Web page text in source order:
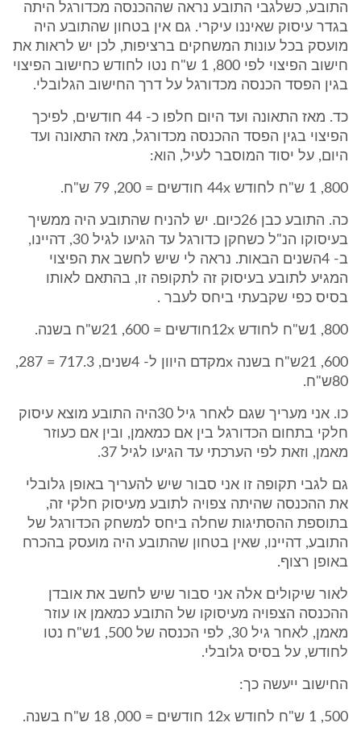
התובע, כשלגבי התובע נראה שההכנסה מכדורגל היתה
בגדר עיסוק שאיננו עיקרי. גם אין בטחון שהתובע היה
מועסק בכל עונות המשחקים ברציפות, לכן יש לראות את
חישוב הפיצוי לפי 800, 1 ש"ח נטו לחודש כחישוב הפיצוי
בגין הפסד הכנסה מכדורגל על דרך החישוב הגלובלי.
כד. מאז התאונה ועד היום חלפו כ- 44 חודשים, לפיכך
הפיצוי בגין הפסד ההכנסה מכדורגל, מאז התאונה ועד
היום, על יסוד המוסבר לעיל, הוא:
800, 1 ש"ח לחודש 44x חודשים = 200, 79 ש"ח.
כה. התובע כבן 26כיום. יש להניח שהתובע היה ממשיך
בעיסוקו הנ"ל כשחקן כדורגל עד הגיעו לגיל 30, דהיינו,
ב- 4השנים הבאות. נראה לי שיש לחשב את הפיצוי
המגיע לתובע בעיסוק זה לתקופה זו, בהתאם לאותו
בסיס כפי שקבעתי ביחס לעבר .
800, 1ש"ח לחודש 12xחודשים = 600, 21ש"ח בשנה.
600, 21ש"ח בשנה xמקדם היוון ל- 4שנים, 717.3 = 287,
80ש"ח.
כו. אני מעריך שגם לאחר גיל 30היה התובע מוצא עיסוק
חלקי בתחום הכדורגל בין אם כמאמן, ובין אם כעוזר
מאמן, וזאת לפי הערכתי עד הגיעו לגיל 37.
גם לגבי תקופה זו אני סבור שיש להעריך באופן גלובלי
את ההכנסה שהיתה צפויה לתובע מעיסוק חלקי זה,
בתוספת ההסתיגות שחלה ביחס למשחק הכדורגל של
התובע, דהיינו, שאין בטחון שהתובע היה מועסק בהכרח
באופן רצוף.
לאור שיקולים אלה אני סבור שיש לחשב את אובדן
ההכנסה הצפויה מעיסוקו של התובע כמאמן או עוזר
מאמן, לאחר גיל 30, לפי הכנסה של 500, 1ש"ח נטו
לחודש, על בסיס גלובלי.
החישוב ייעשה כך:
500, 1 ש"ח לחודש 12x חודשים = 000, 18 ש"ח בשנה.